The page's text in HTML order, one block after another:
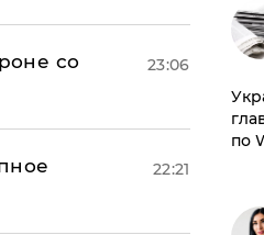
со
23:06
22:21
по